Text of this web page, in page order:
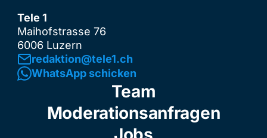
Tele 1
Maihofstrasse 76
6006 Luzern
redaktion@tele1.ch
WhatsApp schicken
Team
Moderationsanfragen